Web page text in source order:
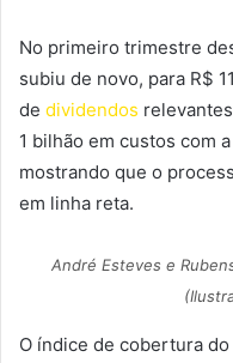
No primeiro trimestre
subiu de novo, para R$
de dividendos
1 bilhão em custos com
mostrando que o
em linha reta.
André Esteves e
O índice de cobertura